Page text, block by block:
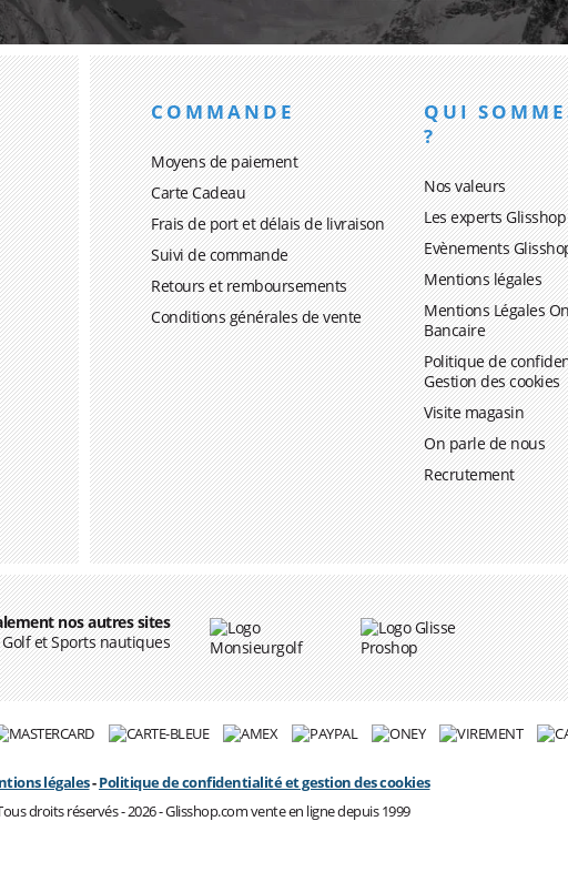
COMMANDE
Moyens de paiement
Carte Cadeau
Frais de port et délais de livraison
Suivi de commande
Retours et remboursements
Conditions générales de vente
QUI
?
Nos valeurs
Les experts Glisshop
Evènements
Mentions légales
Mentions Légales
Bancaire
Politique de
Gestion des cookies
Visite magasin
On parle de nous
Recrutement
nos autres sites
et Sports nautiques
légales-Politique de confidentialité et gestion des cookies
droits réservés - 2026 - Glisshop.com vente en ligne depuis 1999